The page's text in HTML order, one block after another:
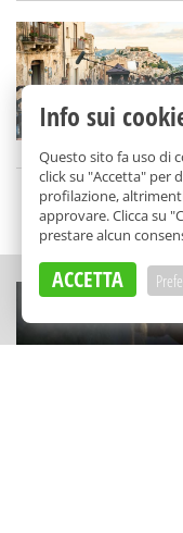
Info sui
Questo sito fa uso di
click su "Accetta" per
profilazione,
approvare. Clicca su
prestare alcun
ACCETTA